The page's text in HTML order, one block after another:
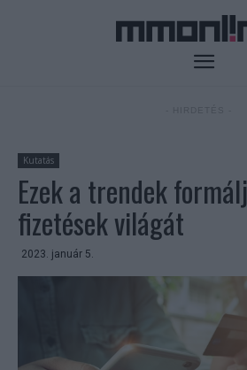
Kutatás
Ezek a trendek
fizetések világát
2023. január 5.